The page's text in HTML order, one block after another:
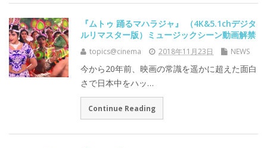
『ムトゥ 踊るマハラジャ』 （4K&5.1chデジタ
ルリマスター版）ミュージックシーン動画解禁
topics@cinema 2018年11月23日 NEWS
今から20年前、映画の常識を遥かに超えた面白
さで日本中をハッ…
Continue Reading